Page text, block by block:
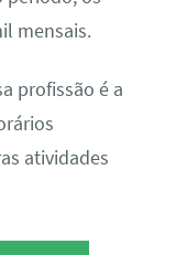
mensais.
profissão é a
atividades